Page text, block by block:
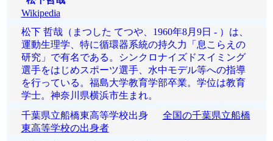
Wikipedia
松下 哲哉（まつした てつや、1960年8月9日 - ）は、
運動生理学、特に循環器系統の持久力「息こらえの
研究」で有名である。シンクロナイズドスイミング
選手をはじめスポーツ選手、水中モデル等への指導
を行っている。福島大学教育学部卒業。学位は教育
学士。神奈川県横浜市生まれ。
千葉県立船橋東高等学校出身 全国の千葉県立船橋
東高等学校の出身者